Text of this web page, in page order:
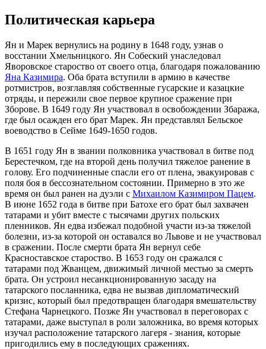
Политическая карьера
Ян и Марек вернулись на родину в 1648 году, узнав о
восстании Хмельницкого. Ян Собеский унаследовал
Яворовское староство от своего отца, благодаря пожалованию
Яна Казимира. Оба брата вступили в армию в качестве
ротмистров, возглавляя собственные гусарские и казацкие
отряды, и пережили свое первое крупное сражение при
Зборове. В 1649 году Ян участвовал в освобождении Збаража,
где был осажден его брат Марек. Ян представлял Бельское
воеводство в Сейме 1649-1650 годов.
В 1651 году Ян в звании полковника участвовал в битве под
Берестечком, где на второй день получил тяжелое ранение в
голову. Его подчиненные спасли его от плена, эвакуировав с
поля боя в бессознательном состоянии. Примерно в это же
время он был ранен на дуэли с Михаилом Казимиром Пацем.
В июне 1652 года в битве при Батохе его брат был захвачен
татарами и убит вместе с тысячами других польских
пленников. Ян едва избежал подобной участи из-за тяжелой
болезни, из-за которой он оставался во Львове и не участвовал
в сражении. После смерти брата Ян вернул себе
Красноставское староство. В 1653 году он сражался с
татарами под Жванцем, движимый личной местью за смерть
брата. Он устроил несанкционированную засаду на
татарского посланника, едва не вызвав дипломатический
кризис, который был предотвращен благодаря вмешательству
Стефана Чарнецкого. Позже Ян участвовал в переговорах с
татарами, даже выступал в роли заложника, во время которых
изучал расположение татарского лагеря - знания, которые
пригодились ему в последующих сражениях.